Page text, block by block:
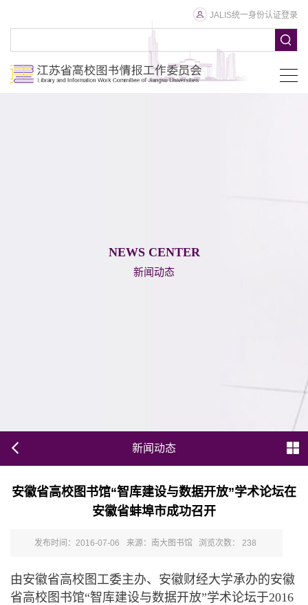
JALIS统一身份认证登录
NEWS CENTER
新闻动态
新闻动态
安徽省高校图书馆“智库建设与数据开放”学术论坛在
安徽省蚌埠市成功召开
发布时间：2016-07-06 来源：南大图书馆 浏览次数： 238
由安徽省高校图工委主办、安徽财经大学承办的安徽
省高校图书馆“智库建设与数据开放”学术论坛于2016